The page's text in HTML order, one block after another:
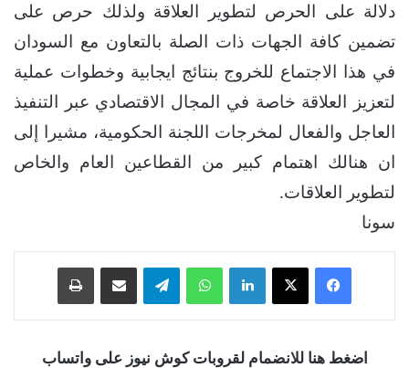
دلالة على الحرص لتطوير العلاقة ولذلك حرص على
تضمين كافة الجهات ذات الصلة بالتعاون مع السودان
في هذا الاجتماع للخروج بنتائج ايجابية وخطوات عملية
لتعزيز العلاقة خاصة في المجال الاقتصادي عبر التنفيذ
العاجل والفعال لمخرجات اللجنة الحكومية، مشيرا إلى
ان هنالك اهتمام كبير من القطاعين العام والخاص
لتطوير العلاقات.
سونا
فيسبوك ‫X لينكدإن واتساب تيلقرام
اضغط هنا للانضمام لقروبات كوش نيوز على واتساب